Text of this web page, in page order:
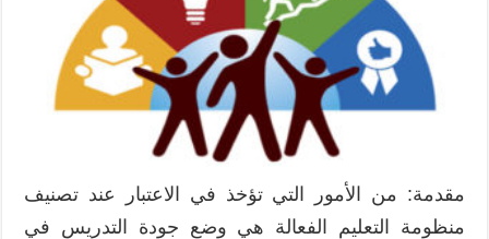
مقدمة: من الأمور التي تؤخذ في الاعتبار عند تصنيف
منظومة التعليم الفعالة هي وضع جودة التدريس في